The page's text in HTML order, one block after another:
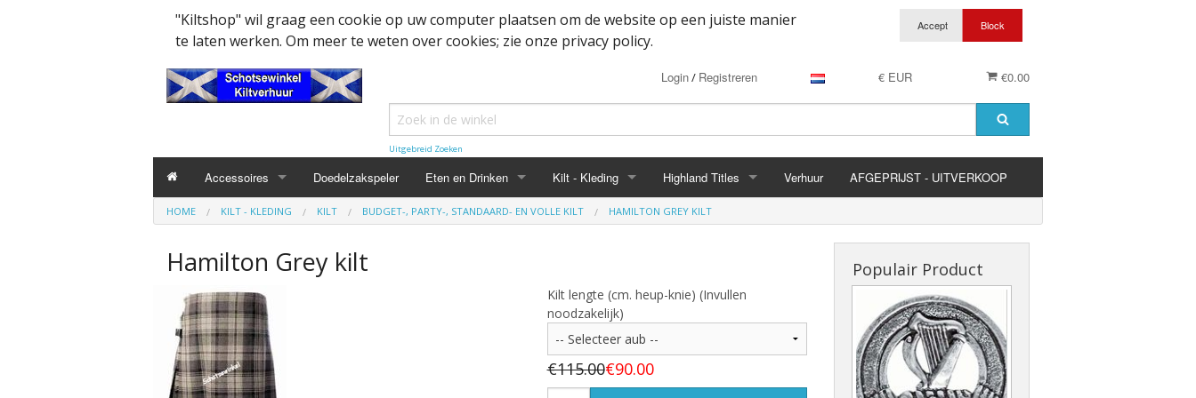
"Kiltshop" wil graag een cookie op uw computer plaatsen om de website op een juiste manier
te laten werken. Om meer te weten over cookies; zie onze privacy policy.
€0.00
€ EUR
Login/ Registreren
Uitgebreid Zoeken
Accessoires
Kleding accesssoires Belt
MacPowder accessoires
Collector items en CuriosaCap Badges Oud
Decoratie
Doedelzak - Piper - muziek benodigdheden
Mondkapjes
Doedelzakspeler Eten en Drinken
Haggis
Kilt - Kleding
Belted kilt - Great kilt
Cape
Dutch Friendship Tartan producten
Jacket
Highland Titles
Highland Titles accessoires
Verhuur AFGEPRIJST - UITVERKOOP
HOME KILT - KLEDING KILT BUDGET-, PARTY-, STANDAARD- EN VOLLE KILT HAMILTON GREY KILT
Hamilton Grey kilt
Kilt lengte (cm. heup-knie) (Invullen
noodzakelijk)
€115.00€90.00
Populair Product